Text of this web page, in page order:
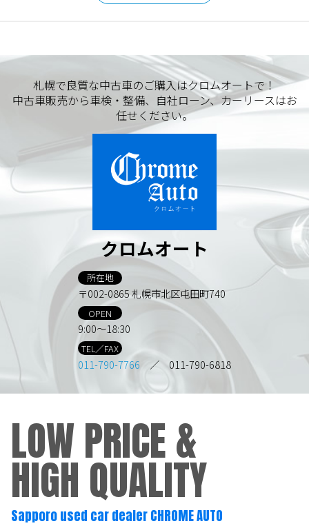
札幌で良質な中古車のご購入はクロムオートで！
中古車販売から車検・整備、自社ローン、カーリースはお
任せください。
クロムオート
所在地
〒002-0865 札幌市北区屯田町740
OPEN
9:00～18:30
TEL／FAX
011-790-7766 ／ 011-790-6818
LOW PRICE &
HIGH QUALITY
Sapporo used car dealer CHROME AUTO